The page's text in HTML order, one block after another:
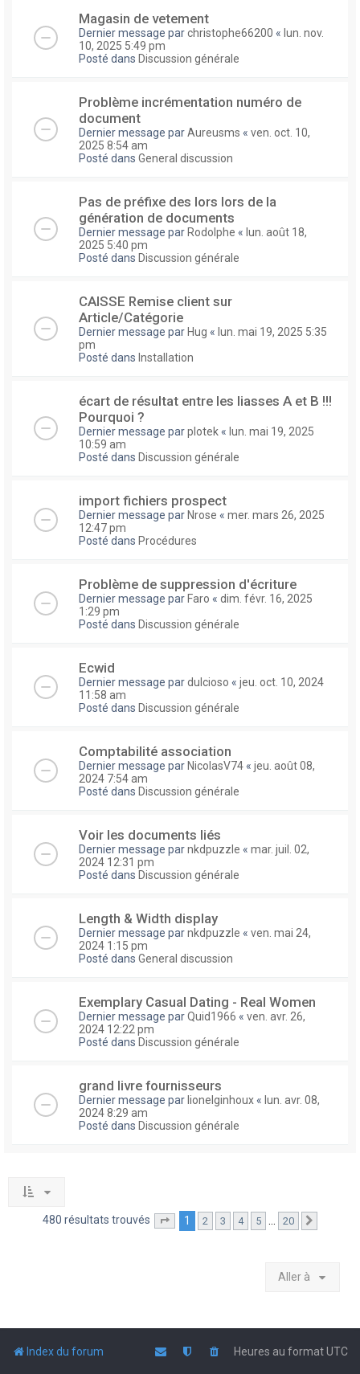
Magasin de vetement
Dernier message parchristophe66200 « lun. nov.
10, 2025 5:49 pm
Posté dans Discussion générale
Problème incrémentation numéro de
document
Dernier message parAureusms « ven. oct. 10,
2025 8:54 am
Posté dans General discussion
Pas de préfixe des lors lors de la
génération de documents
Dernier message par Rodolphe « lun. août 18,
2025 5:40 pm
Posté dans Discussion générale
CAISSE Remise client sur
Article/Catégorie
Dernier message par Hug « lun. mai 19, 2025 5:35
pm
Posté dans Installation
écart de résultat entre les liasses A et B !!!
Pourquoi ?
Dernier message parplotek « lun. mai 19, 2025
10:59 am
Posté dans Discussion générale
import fichiers prospect
Dernier message par Nrose « mer. mars 26, 2025
12:47 pm
Posté dans Procédures
Problème de suppression d'écriture
Dernier message par Faro « dim. févr. 16, 2025
1:29 pm
Posté dans Discussion générale
Ecwid
Dernier message pardulcioso « jeu. oct. 10, 2024
11:58 am
Posté dans Discussion générale
Comptabilité association
Dernier message par NicolasV74 « jeu. août 08,
2024 7:54 am
Posté dans Discussion générale
Voir les documents liés
Dernier message parnkdpuzzle « mar. juil. 02,
2024 12:31 pm
Posté dans Discussion générale
Length & Width display
Dernier message parnkdpuzzle « ven. mai 24,
2024 1:15 pm
Posté dans General discussion
Exemplary Сasual Dating - Real Women
Dernier message parQuid1966 « ven. avr. 26,
2024 12:22 pm
Posté dans Discussion générale
grand livre fournisseurs
Dernier message par lionelginhoux « lun. avr. 08,
2024 8:29 am
Posté dans Discussion générale
480 résultats trouvés Page sur20
1 2 3 4 5 … 20
Aller à
Index du forum Heures au formatUTC